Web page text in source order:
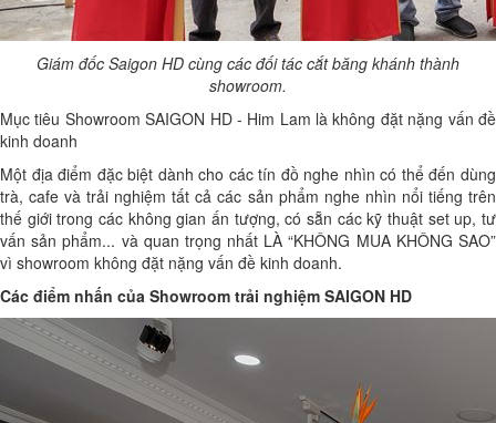
Giám đốc Saigon HD cùng các đối tác cắt băng khánh thành
showroom.
Mục tiêu Showroom SAIGON HD - Him Lam là không đặt nặng vấn đề
kinh doanh
Một địa điểm đặc biệt dành cho các tín đồ nghe nhìn có thể đến dùng
trà, cafe và trải nghiệm tất cả các sản phẩm nghe nhìn nổi tiếng trên
thế giới trong các không gian ấn tượng, có sẵn các kỹ thuật set up, tư
vấn sản phẩm... và quan trọng nhất LÀ “KHÔNG MUA KHÔNG SAO”
vì showroom không đặt nặng vấn đề kinh doanh.
Các điểm nhấn của Showroom trải nghiệm SAIGON HD